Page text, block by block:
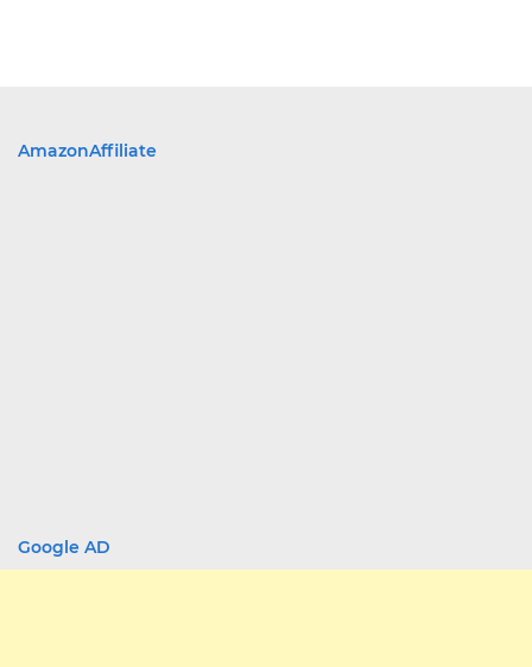
AmazonAffiliate
Google AD